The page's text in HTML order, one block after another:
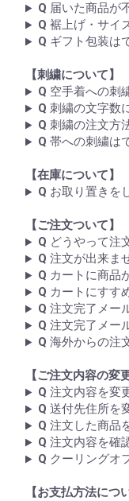
Q 届いた商品が
Q 裾上げ・サイ
Q ギフト包装は
【刺繍について】
Q 空手着への刺
Q 刺繍の文字数
Q 刺繍の注文方
Q 帯への刺繍は
【在庫について】
Q お取り置きを
【ご注文ついて】
Q どうやって注
Q 注文が出来ま
Q カートに商品
Q カートにすす
Q 注文完了メー
Q 注文完了メー
Q 海外からの注
【ご注文内容の変
Q 注文内容を変
Q 送付先住所を
Q 注文した商品
Q 注文内容を確
Q クーリングオ
【お支払方法につ